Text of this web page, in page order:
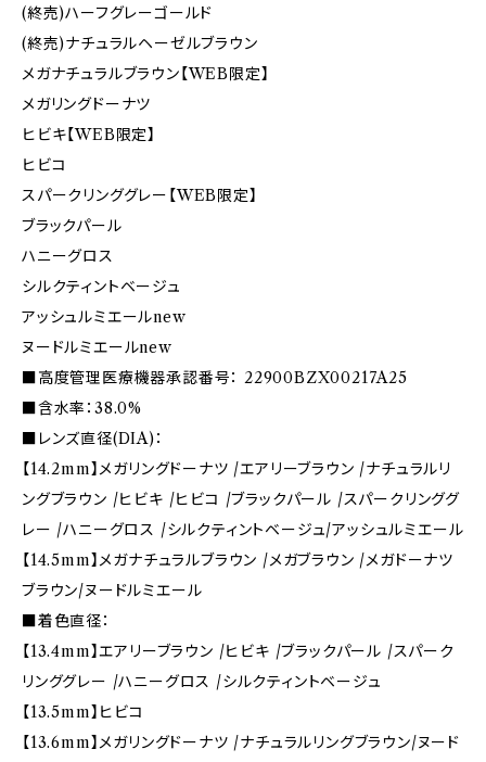
(終売)ハーフグレーゴールド
(終売)ナチュラルヘーゼルブラウン
メガナチュラルブラウン【WEB限定】
メガリングドーナツ
ヒビキ【WEB限定】
ヒビコ
スパークリンググレー【WEB限定】
ブラックパール
ハニーグロス
シルクティントベージュ
アッシュルミエールnew
ヌードルミエールnew
■高度管理医療機器承認番号： 22900BZX00217A25
■含水率：38.0%
■レンズ直径(DIA)：
【14.2mm】メガリングドーナツ /エアリーブラウン /ナチュラルリ
ングブラウン /ヒビキ /ヒビコ /ブラックパール /スパークリンググ
レー /ハニーグロス /シルクティントベージュ/アッシュルミエール
【14.5mm】メガナチュラルブラウン /メガブラウン /メガドーナツ
ブラウン/ヌードルミエール
■着色直径：
【13.4mm】エアリーブラウン /ヒビキ /ブラックパール /スパーク
リンググレー /ハニーグロス /シルクティントベージュ
【13.5mm】ヒビコ
【13.6mm】メガリングドーナツ /ナチュラルリングブラウン/ヌード